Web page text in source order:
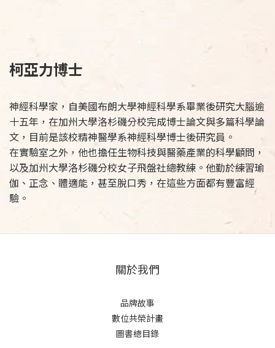
柯亞力博士
神經科學家，自美國布朗大學神經科學系畢業後研究大腦逾
十五年，在加州大學洛杉磯分校完成博士論文與多篇科學論
文，目前是該校精神醫學系神經科學博士後研究員。
在實驗室之外，他也擔任生物科技與醫藥產業的科學顧問，
以及加州大學洛杉磯分校女子飛盤社總教練。他勤於練習瑜
伽、正念、體適能，甚至脫口秀，在這些方面都有豐富經
驗。
關於我們
品牌故事
數位共榮計畫
圖書總目錄